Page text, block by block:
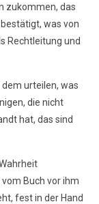
zukommen, das
was von
Rechtleitung und
dem urteilen, was
die nicht
hat, das sind
Buch vor ihm
fest in der Hand